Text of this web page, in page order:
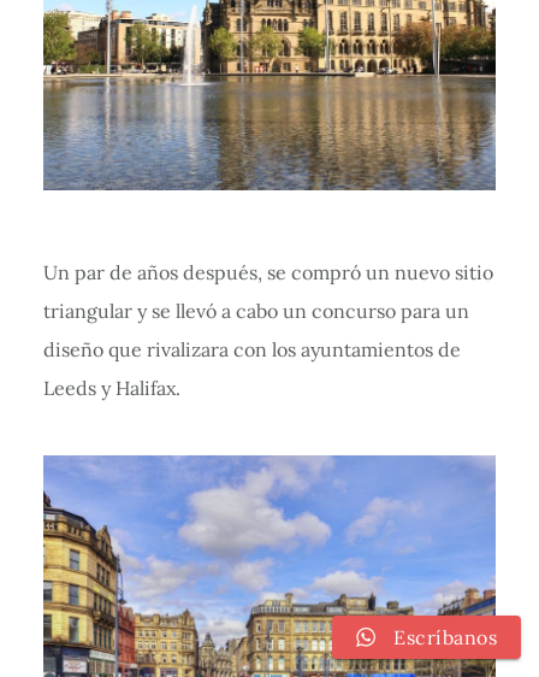
Un par de años después, se compró un nuevo sitio
triangular y se llevó a cabo un concurso para un
diseño que rivalizara con los ayuntamientos de
Leeds y Halifax.
Escríbanos